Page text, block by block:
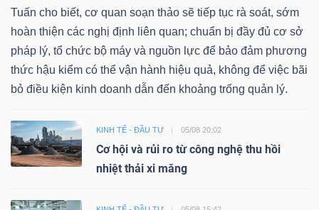
Tuấn cho biết, cơ quan soạn thảo sẽ tiếp tục rà soát, sớm
hoàn thiện các nghị định liên quan; chuẩn bị đầy đủ cơ sở
pháp lý, tổ chức bộ máy và nguồn lực để bảo đảm phương
thức hậu kiểm có thể vận hành hiệu quả, không để việc bãi
bỏ điều kiện kinh doanh dẫn đến khoảng trống quản lý.
KINH TẾ - ĐẦU TƯ 05/08 20:02
Cơ hội và rủi ro từ công nghệ thu hồi
nhiệt thải xi măng